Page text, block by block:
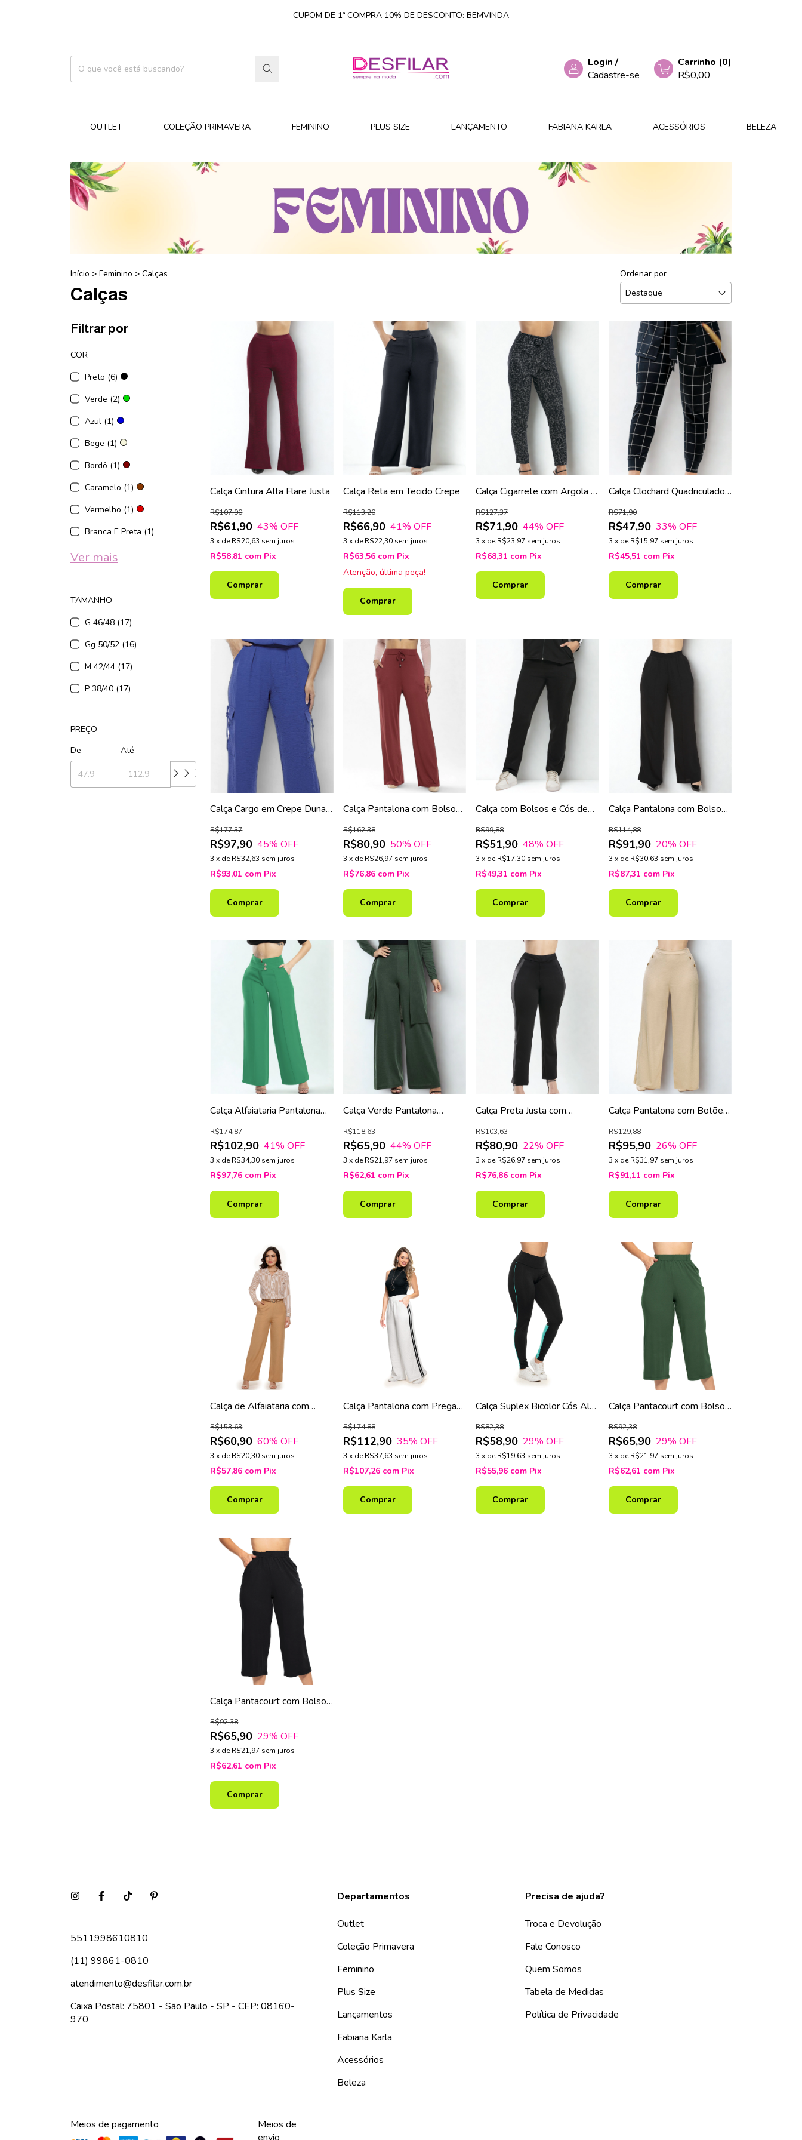
CUPOM DE 1ª COMPRA 10% DE DESCONTO: BEMVINDA
Login /
Cadastre-se
Carrinho (0)
R$0,00
OUTLET COLEÇÃO PRIMAVERA FEMININO PLUS SIZE LANÇAMENTO FABIANA KARLA ACESSÓRIOS BELEZA
Início > Feminino > Calças
Calças
Ordenar por
Filtrar por
COR
Preto (6)
Verde (2)
Azul (1)
Bege (1)
Bordô (1)
Caramelo (1)
Vermelho (1)
Branca E Preta (1)
Ver mais
TAMANHO
G 46/48 (17)
Gg 50/52 (16)
M 42/44 (17)
P 38/40 (17)
PREÇO
De
Até
Calça Cintura Alta Flare Justa
R$61,90
R$107,90
43% OFF
3 x deR$20,63 sem juros
R$58,81 com Pix
Comprar
Calça Reta em Tecido Crepe
R$66,90
R$113,20
41% OFF
3 x deR$22,30 sem juros
R$63,56 com Pix
Atenção, última peça!
Comprar
Calça Cigarrete com Argola e
R$71,90
R$127,37
44% OFF
3 x deR$23,97 sem juros
R$68,31 com Pix
Comprar
Calça Clochard Quadriculado
R$47,90
R$71,90
33% OFF
3 x deR$15,97 sem juros
R$45,51 com Pix
Comprar
Calça Cargo em Crepe Duna
R$97,90
R$177,37
45% OFF
3 x deR$32,63 sem juros
R$93,01 com Pix
Comprar
Calça Pantalona com Bolsos
R$80,90
R$162,38
50% OFF
3 x deR$26,97 sem juros
R$76,86 com Pix
Comprar
Calça com Bolsos e Cós de
R$51,90
R$99,88
48% OFF
3 x deR$17,30 sem juros
R$49,31 com Pix
Comprar
Calça Pantalona com Bolsos
R$91,90
R$114,88
20% OFF
3 x deR$30,63 sem juros
R$87,31 com Pix
Comprar
Calça Alfaiataria Pantalona
R$102,90
R$174,87
41% OFF
3 x deR$34,30 sem juros
R$97,76 com Pix
Comprar
Calça Verde Pantalona
R$65,90
R$118,63
44% OFF
3 x deR$21,97 sem juros
R$62,61 com Pix
Comprar
Calça Preta Justa com
Traseiro
R$80,90
R$103,63
22% OFF
3 x deR$26,97 sem juros
R$76,86 com Pix
Comprar
Calça Pantalona com Botões
R$95,90
R$129,88
26% OFF
3 x deR$31,97 sem juros
R$91,11 com Pix
Comprar
Calça de Alfaiataria com
R$60,90
R$153,63
60% OFF
3 x deR$20,30 sem juros
R$57,86 com Pix
Comprar
Calça Pantalona com Pregas
R$112,90
R$174,88
35% OFF
3 x deR$37,63 sem juros
R$107,26 com Pix
Comprar
Calça Suplex Bicolor Cós Alto
R$58,90
R$82,38
29% OFF
3 x deR$19,63 sem juros
R$55,96 com Pix
Comprar
Calça Pantacourt com Bolsos
R$65,90
R$92,38
29% OFF
3 x deR$21,97 sem juros
R$62,61 com Pix
Comprar
Calça Pantacourt com Bolsos
R$65,90
R$92,38
29% OFF
3 x deR$21,97 sem juros
R$62,61 com Pix
Comprar
5511998610810
(11) 99861-0810
atendimento@desfilar.com.br
Caixa Postal: 75801 - São Paulo - SP - CEP: 08160-
970
Departamentos
Outlet
Coleção Primavera
Feminino
Plus Size
Lançamentos
Fabiana Karla
Acessórios
Beleza
Precisa de ajuda?
Troca e Devolução
Fale Conosco
Quem Somos
Tabela de Medidas
Política de Privacidade
Meios de pagamento
Meios de